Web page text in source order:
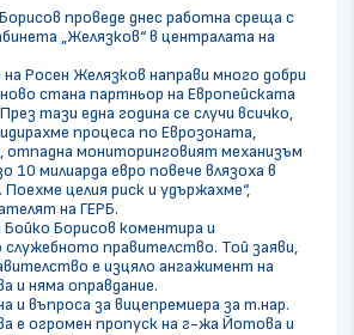
проведе днес работна среща с
„Желязков“ в централата на
Росен Желязков направи много добри
стана партньор на Европейската
тази една година се случи всичко,
процеса по Еврозоната,
отпадна мониторинговият механизъм
10 милиарда евро повече влязоха в
целия риск и удържахме“,
на ГЕРБ.
Борисов коментира и
правителство. Той заяви,
е изцяло ангажимент на
и няма оправдание.
и въпроса за вицепремиера за т.нар.
е огромен пропуск на г-жа Йотова и